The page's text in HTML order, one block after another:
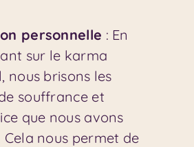
personnelle : En
sur le karma
nous brisons les
souffrance et
que nous avons
Cela nous permet de